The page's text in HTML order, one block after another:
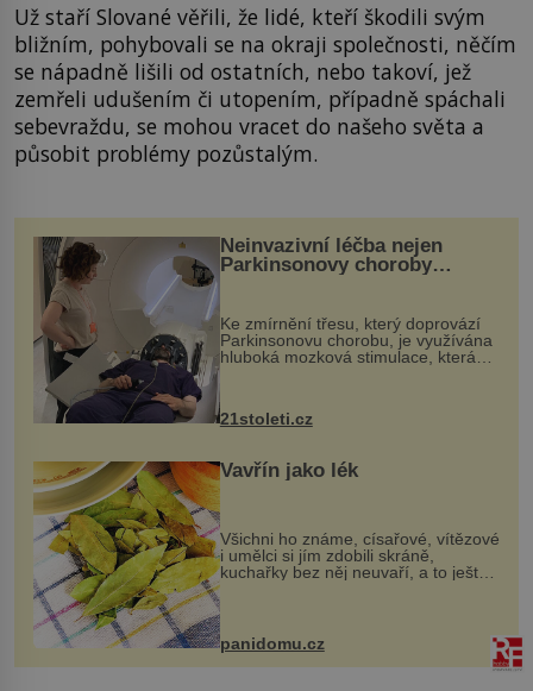
Už staří Slované věřili, že lidé, kteří škodili svým
bližním, pohybovali se na okraji společnosti, něčím
se nápadně lišili od ostatních, nebo takoví, jež
zemřeli udušením či utopením, případně spáchali
sebevraždu, se mohou vracet do našeho světa a
působit problémy pozůstalým.
Neinvazivní léčba nejen
Parkinsonovy choroby
Ke zmírnění třesu, který doprovází
Parkinsonovu chorobu, je využívána
hluboká mozková stimulace, která
však vyžaduje vysoce invazivní
k dostatečně přesnému zacílení ...
21stoleti.cz
Vavřín jako lék
Všichni ho známe, císařové, vítězové
i umělci si jím zdobili skráně,
kuchařky bez něj neuvaří, a to ještě
nevíte, že bobkový list může výrazně
zmírnit některé naše neduhy.
Obsahuje v malém množství ně...
panidomu.cz